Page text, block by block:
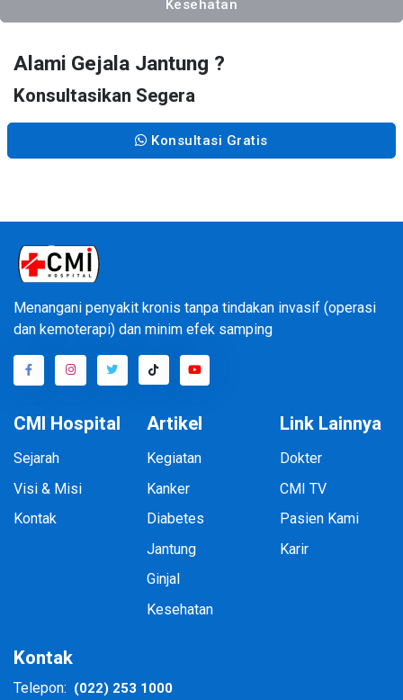
Kesehatan
Alami Gejala Jantung ?
Konsultasikan Segera
Konsultasi Gratis
Menangani penyakit kronis tanpa tindakan invasif (operasi
dan kemoterapi) dan minim efek samping
CMI Hospital
Sejarah
Visi & Misi
Kontak
Artikel
Kegiatan
Kanker
Diabetes
Jantung
Ginjal
Kesehatan
Link Lainnya
Dokter
CMI TV
Pasien Kami
Karir
Kontak
Telepon: (022) 253 1000